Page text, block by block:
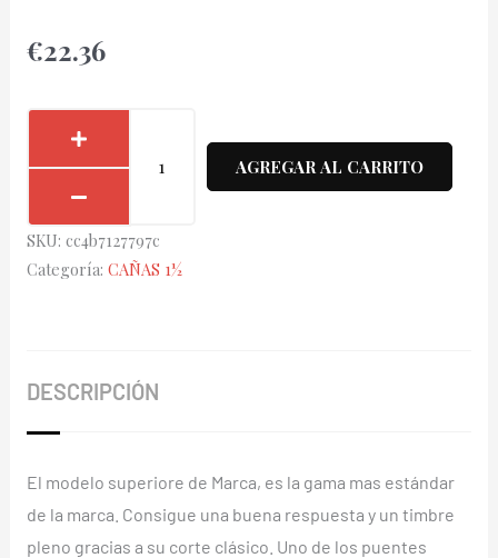
€22.36
Soprano
Marca
cantidad
AGREGAR AL CARRITO
SKU: cc4b7127797c
Categoría: CAÑAS 1½
DESCRIPCIÓN
El modelo superiore de Marca, es la gama mas estándar
de la marca. Consigue una buena respuesta y un timbre
pleno gracias a su corte clásico. Uno de los puentes